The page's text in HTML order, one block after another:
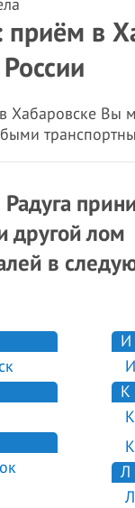
в
Хабаровске Вы
другой лом
в
И
К
Л